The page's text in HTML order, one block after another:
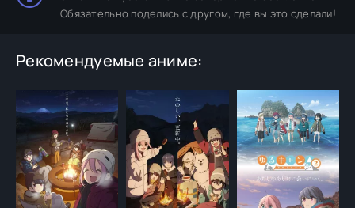
Обязательно поделись с другом, где вы это сделали!
Рекомендуемые аниме: